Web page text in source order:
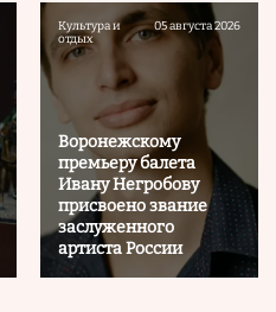
Культура и
отдых
05 августа 2026
Воронежскому
премьеру балета
Ивану Негробову
присвоено звание
заслуженного
артиста России